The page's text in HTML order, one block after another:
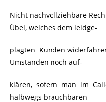
Nicht nachvollziehbare
Übel, welches dem leidge-
plagten Kunden
Umständen noch auf-
klären, sofern man im
halbwegs brauchbaren